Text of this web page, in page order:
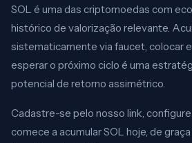
SOL é uma das criptomoedas com
histórico de valorização relevante.
sistematicamente via faucet, colocar
esperar o próximo ciclo é uma
potencial de retorno assimétrico.
Cadastre-se pelo nosso link,
comece a acumular SOL hoje, de